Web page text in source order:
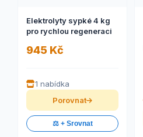
Elektrolyty sypké 4 kg
pro rychlou regeneraci
945 Kč
1 nabídka
Porovnat
⚖️ + Srovnat